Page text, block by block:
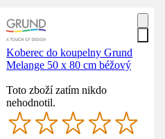
Koberec do koupelny Grund
Melange 50 x 80 cm béžový
Toto zboží zatím nikdo
nehodnotil.